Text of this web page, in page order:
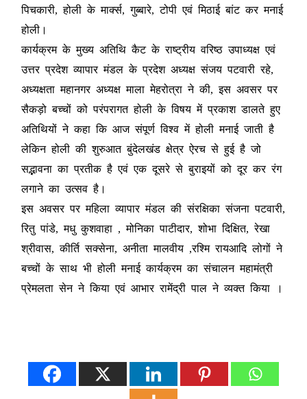
पिचकारी, होली के मार्क्स, गुब्बारे, टोपी एवं मिठाई बांट कर मनाई
होली।
कार्यक्रम के मुख्य अतिथि कैट के राष्ट्रीय वरिष्ठ उपाध्यक्ष एवं
उत्तर प्रदेश व्यापार मंडल के प्रदेश अध्यक्ष संजय पटवारी रहे,
अध्यक्षता महानगर अध्यक्ष माला मेहरोत्रा ने की, इस अवसर पर
सैकड़ो बच्चों को परंपरागत होली के विषय में प्रकाश डालते हुए
अतिथियों ने कहा कि आज संपूर्ण विश्व में होली मनाई जाती है
लेकिन होली की शुरुआत बुंदेलखंड क्षेत्र ऐरच से हुई है जो
सद्भावना का प्रतीक है एवं एक दूसरे से बुराइयों को दूर कर रंग
लगाने का उत्सव है।
इस अवसर पर महिला व्यापार मंडल की संरक्षिका संजना पटवारी,
रितु पांडे, मधु कुशवाहा , मोनिका पाटीदार, शोभा दिक्षित, रेखा
श्रीवास, कीर्ति सक्सेना, अनीता मालवीय ,रश्मि रायआदि लोगों ने
बच्चों के साथ भी होली मनाई कार्यक्रम का संचालन महामंत्री
प्रेमलता सेन ने किया एवं आभार रामेंद्री पाल ने व्यक्त किया ।